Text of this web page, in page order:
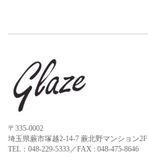
〒335-0002
埼玉県蕨市塚越2-14-7 蕨北野マンション2F
TEL：048-229-5333／FAX : 048-475-8646